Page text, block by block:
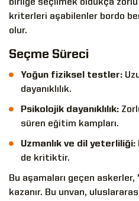
birliğe seçilmek oldukça
kriterleri aşabilenler bordo
olur.
Seçme Süreci
Yoğun fiziksel testler:
dayanıklılık.
Psikolojik dayanıklılık:
süren eğitim kampları.
Uzmanlık ve dil yeterliliği:
de kritiktir.
Bu aşamaları geçen askerler,
kazanır. Bu unvan,